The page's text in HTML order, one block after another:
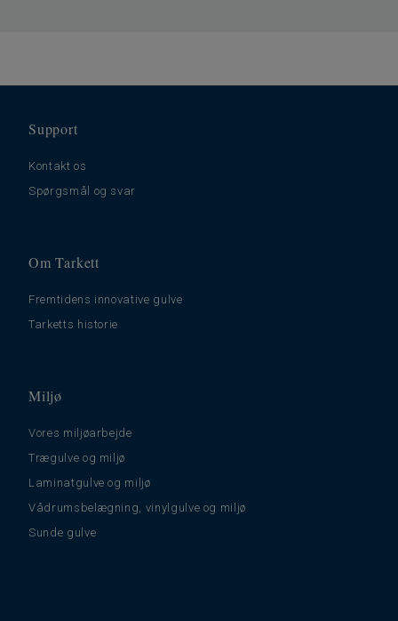
Support
Kontakt os
Spørgsmål og svar
Om Tarkett
Fremtidens innovative gulve
Tarketts historie
Miljø
Vores miljøarbejde
Trægulve og miljø
Laminatgulve og miljø
Vådrumsbelægning, vinylgulve og miljø
Sunde gulve